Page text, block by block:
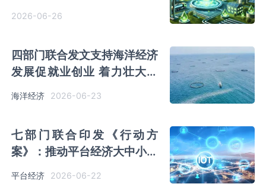
2026-06-26
四部门联合发文支持海洋经济
发展促就业创业 着力壮大海
洋新兴产业
海洋经济 2026-06-23
七部门联合印发《行动方
案》：推动平台经济大中小企
业协同发展水平提升
平台经济 2026-06-22